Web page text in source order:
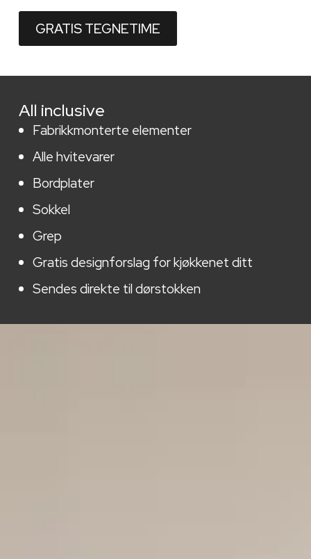
GRATIS TEGNETIME
All inclusive
Fabrikkmonterte elementer
Alle hvitevarer
Bordplater
Sokkel
Grep
Gratis designforslag for kjøkkenet ditt
Sendes direkte til dørstokken